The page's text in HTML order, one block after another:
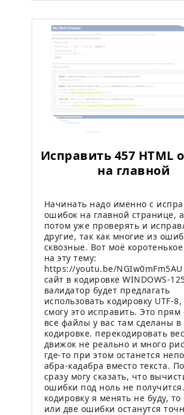
Исправить 457 HTML
на главной
Начинать надо именно с
ошибок на главной странице,
потом уже проверять и
другие, так как многие из
сквозные. Вот моё
на эту тему:
https://youtu.be/
сайт в кодировке WINDOWS-
валидатор будет предлагать
использовать кодировку UTF-
смогу это исправить. Это прям
все файлы у вас там сделаны в
кодировке. перекодировать
движок не реально и много
где-то при этом останется
абра-кадабра вместо текста.
сразу могу сказать, что
ошибки под ноль не
кодировку я менять не буду, то
или две ошибки останутся